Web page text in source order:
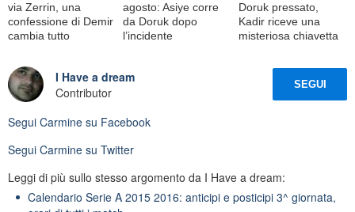
via Zerrin, una
confessione di Demir
cambia tutto
agosto: Asiye corre
da Doruk dopo
l’incidente
Doruk pressato,
Kadir riceve una
misteriosa chiavetta
I Have a dream
Contributor
SEGUI
Segui Carmine su Facebook
Segui Carmine su Twitter
Leggi di più sullo stesso argomento da I Have a dream:
Calendario Serie A 2015 2016: anticipi e posticipi 3^ giornata,